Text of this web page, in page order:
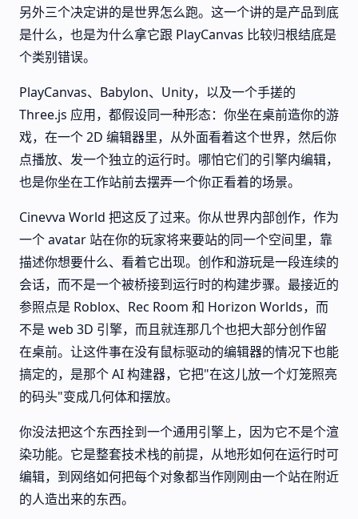
另外三个决定讲的是世界怎么跑。这一个讲的是产品到底
是什么，也是为什么拿它跟 PlayCanvas 比较归根结底是
个类别错误。
PlayCanvas、Babylon、Unity，以及一个手搓的
Three.js 应用，都假设同一种形态：你坐在桌前造你的游
戏，在一个 2D 编辑器里，从外面看着这个世界，然后你
点播放、发一个独立的运行时。哪怕它们的引擎内编辑，
也是你坐在工作站前去摆弄一个你正看着的场景。
Cinevva World 把这反了过来。你从世界内部创作，作为
一个 avatar 站在你的玩家将来要站的同一个空间里，靠
描述你想要什么、看着它出现。创作和游玩是一段连续的
会话，而不是一个被桥接到运行时的构建步骤。最接近的
参照点是 Roblox、Rec Room 和 Horizon Worlds，而
不是 web 3D 引擎，而且就连那几个也把大部分创作留
在桌前。让这件事在没有鼠标驱动的编辑器的情况下也能
搞定的，是那个 AI 构建器，它把"在这儿放一个灯笼照亮
的码头"变成几何体和摆放。
你没法把这个东西拴到一个通用引擎上，因为它不是个渲
染功能。它是整套技术栈的前提，从地形如何在运行时可
编辑，到网络如何把每个对象都当作刚刚由一个站在附近
的人造出来的东西。